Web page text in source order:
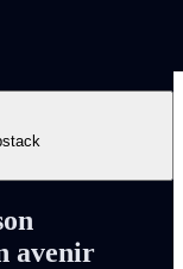
avenir